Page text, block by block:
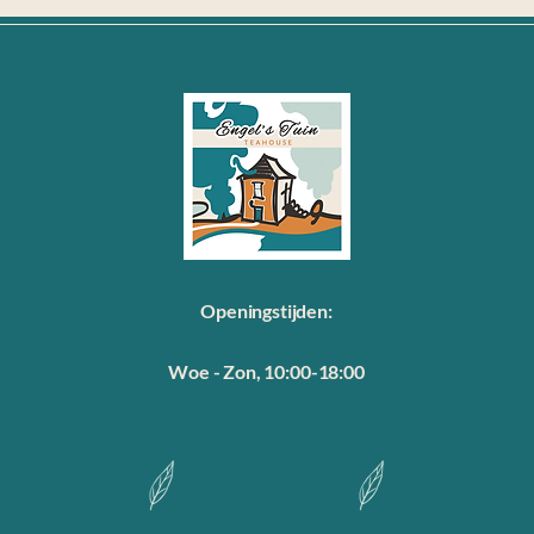
Openingstijden:
Woe - Zon, 10:00-18:00